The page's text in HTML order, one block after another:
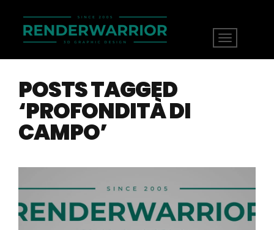
POSTS TAGGED
‘PROFONDITÀ DI
CAMPO’